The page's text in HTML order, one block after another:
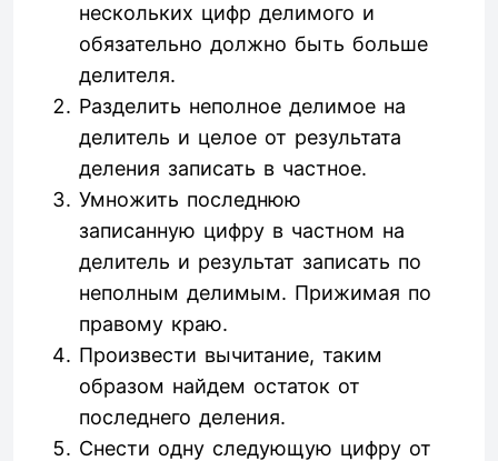
нескольких цифр делимого и
обязательно должно быть больше
делителя.
Разделить неполное делимое на
делитель и целое от результата
деления записать в частное.
Умножить последнюю
записанную цифру в частном на
делитель и результат записать по
неполным делимым. Прижимая по
правому краю.
Произвести вычитание, таким
образом найдем остаток от
последнего деления.
Снести одну следующую цифру от